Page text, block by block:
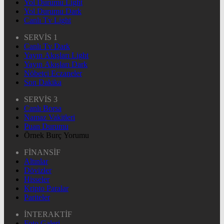
Yol Durumu Light
Yol Durumu Dark
Canlı Tv Light
SERVİS 1
Canlı Tv Dark
Yayın Akışları Light
Yayın Akışları Dark
Nöbetçi Eczaneler
Son Dakika
SERVİS 3
Canlı Borsa
Namaz Vakitleri
Puan Durumu
Örnek Burç Yorumu
FİNANSİF
Altınlar
Dövizler
Hisseler
Kripto Paralar
Pariteler
İNTERAKTİF